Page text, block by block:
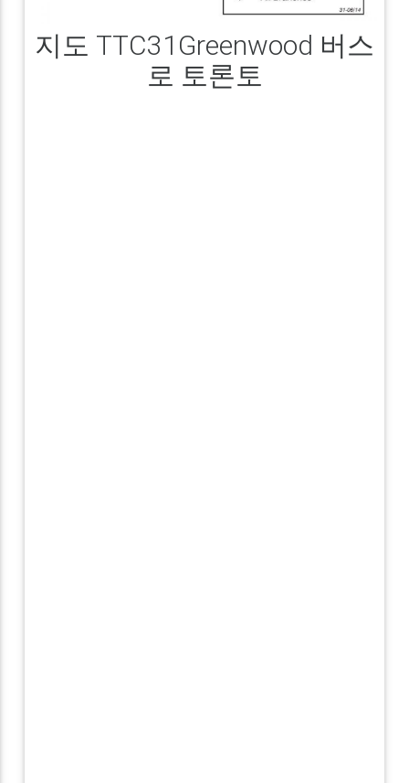
지도 TTC31Greenwood 버스
로 토론토